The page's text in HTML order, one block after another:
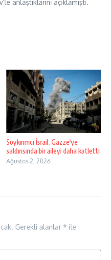
anlaştıklarını açıklamıştı.
Soykırımcı İsrail, Gazze'ye
saldırısında bir aileyi daha katletti
Ağustos 2, 2026
Gerekli alanlar * ile